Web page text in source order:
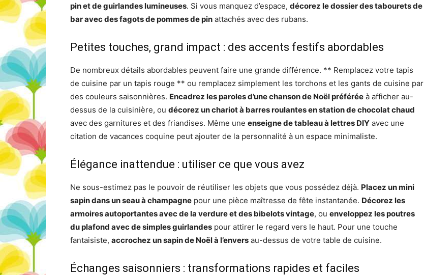
pin et de guirlandes lumineuses. Si vous manquez d’espace, décorez le dossier des tabourets de
bar avec des fagots de pommes de pin attachés avec des rubans.
Petites touches, grand impact : des accents festifs abordables
De nombreux détails abordables peuvent faire une grande différence. ** Remplacez votre tapis
de cuisine par un tapis rouge ** ou remplacez simplement les torchons et les gants de cuisine par
des couleurs saisonnières. Encadrez les paroles d’une chanson de Noël préférée à afficher au-
dessus de la cuisinière, ou décorez un chariot à barres roulantes en station de chocolat chaud
avec des garnitures et des friandises. Même une enseigne de tableau à lettres DIY avec une
citation de vacances coquine peut ajouter de la personnalité à un espace minimaliste.
Élégance inattendue : utiliser ce que vous avez
Ne sous-estimez pas le pouvoir de réutiliser les objets que vous possédez déjà. Placez un mini
sapin dans un seau à champagne pour une pièce maîtresse de fête instantanée. Décorez les
armoires autoportantes avec de la verdure et des bibelots vintage, ou enveloppez les poutres
du plafond avec de simples guirlandes pour attirer le regard vers le haut. Pour une touche
fantaisiste, accrochez un sapin de Noël à l’envers au-dessus de votre table de cuisine.
Échanges saisonniers : transformations rapides et faciles